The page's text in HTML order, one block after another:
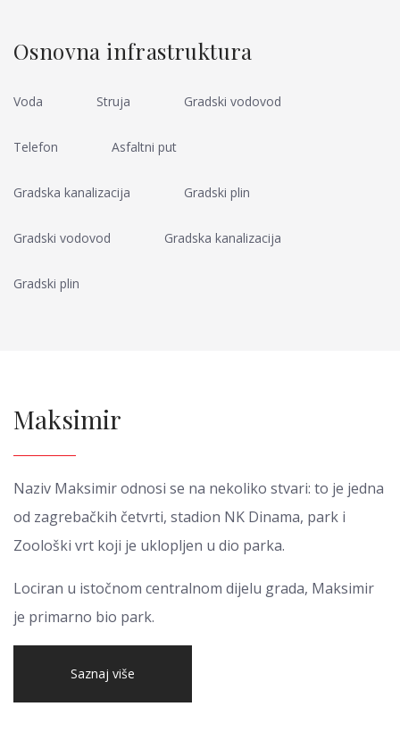
Osnovna infrastruktura
Voda Struja Gradski vodovod
Telefon Asfaltni put
Gradska kanalizacija Gradski plin
Gradski vodovod Gradska kanalizacija
Gradski plin
Maksimir
Naziv Maksimir odnosi se na nekoliko stvari: to je jedna
od zagrebačkih četvrti, stadion NK Dinama, park i
Zoološki vrt koji je uklopljen u dio parka.
Lociran u istočnom centralnom dijelu grada, Maksimir
je primarno bio park.
Saznaj više